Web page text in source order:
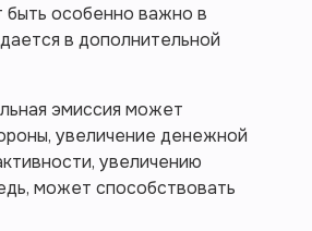
особенно важно в
в дополнительной
эмиссия может
увеличение денежной
увеличению
может способствовать